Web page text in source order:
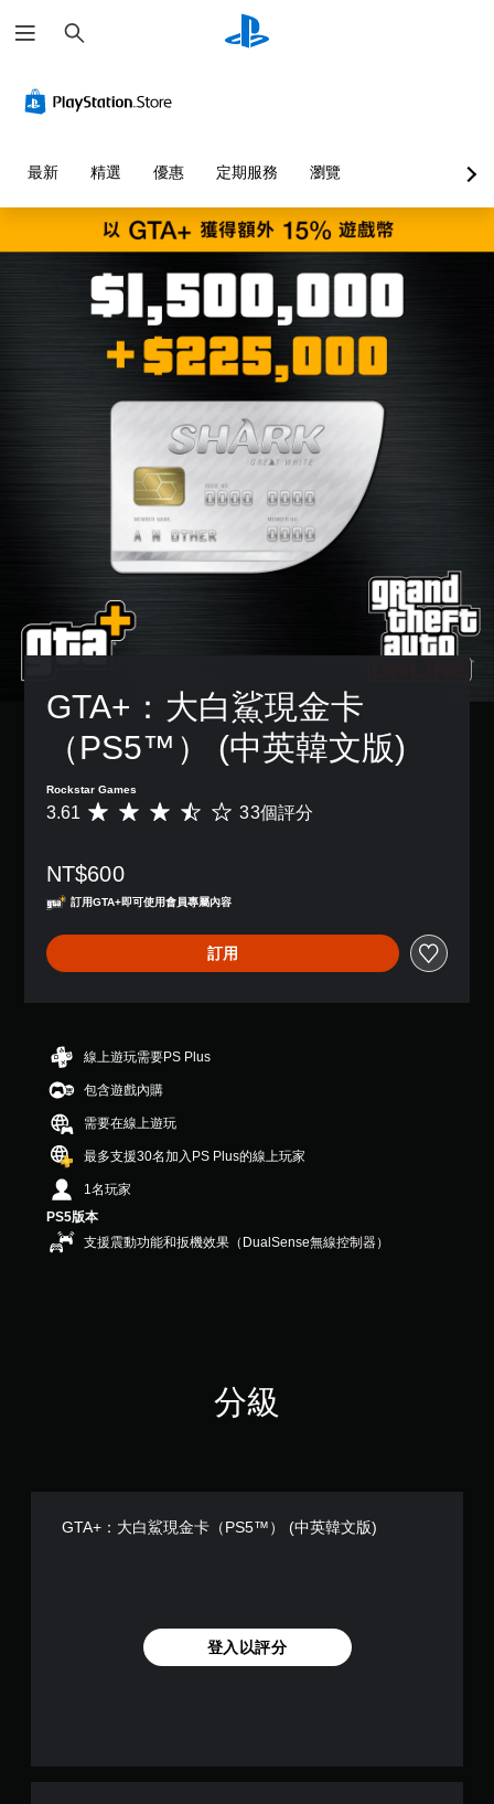
尋
最新 精選 優惠 定期服務 瀏覽
GTA+：大白鯊現金卡
（PS5™） (中英韓文版)
Rockstar Games
平
分
為
3
6
1
滿
分
5
顆
星
）
共
3
則
3.61 33個評分
NT$600
訂用GTA+即可使用會員專屬內容
訂用
線上遊玩需要PS Plus
包含遊戲內購
需要在線上遊玩
最多支援30名加入PS Plus的線上玩家
1名玩家
PS5版本
支援震動功能和扳機效果（DualSense無線控制器）
分級
GTA+：大白鯊現金卡（PS5™） (中英韓文版)
登入以評分